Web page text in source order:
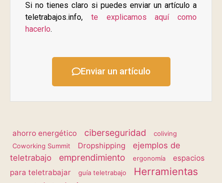
Si no tienes claro si puedes enviar un artículo a
teletrabajos.info, te explicamos aquí como
hacerlo.
Enviar un artículo
ahorro energético ciberseguridad
coliving
Coworking Summit
Dropshipping
ejemplos de
teletrabajo
emprendimiento ergonomía
espacios
para teletrabajar
guía teletrabajo
Herramientas